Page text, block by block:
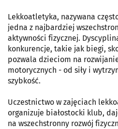
Lekkoatletyka, nazywana
jedna z najbardziej
aktywności fizycznej.
konkurencje, takie jak biegi,
pozwala dzieciom na
motorycznych - od siły i
szybkość.
Uczestnictwo w zajęciach
organizuje białostocki klub,
na wszechstronny rozwój